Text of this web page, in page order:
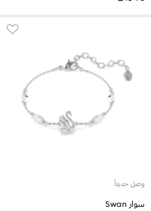
وصل حديثاً
سوار Swan